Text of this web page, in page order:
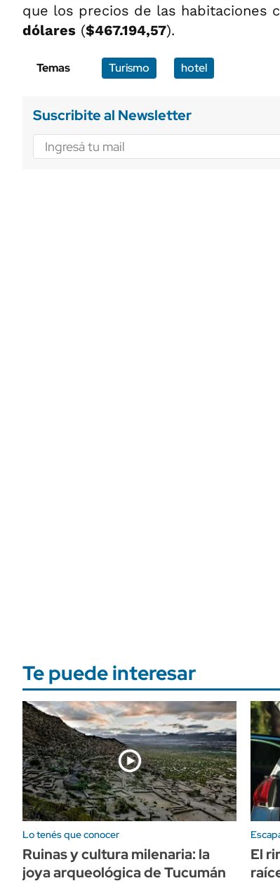
que los precios de las habitaciones
dólares ($467.194,57).
Temas Turismo hotel
Suscribite al Newsletter
Te puede interesar
Lo tenés que conocer
Ruinas y cultura milenaria: la
joya arqueológica de Tucumán
El